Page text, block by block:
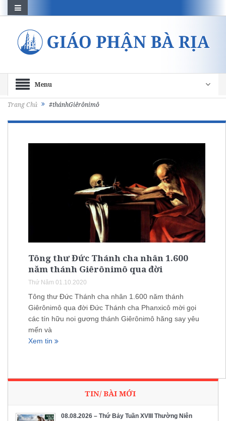
Menu
Trang Chủ #thánhGiêrônimô
Tông thư Đức Thánh cha nhân 1.600
năm thánh Giêrônimô qua đời
Thứ Năm 01.10.2020
Tông thư Đức Thánh cha nhân 1.600 năm thánh
Giêrônimô qua đời Đức Thánh cha Phanxicô mời gọi
các tín hữu noi gương thánh Giêrônimô hăng say yêu
mến và
Xem tin
TIN/ BÀI MỚI
08.08.2026 – Thứ Bảy Tuần XVIII Thường Niên